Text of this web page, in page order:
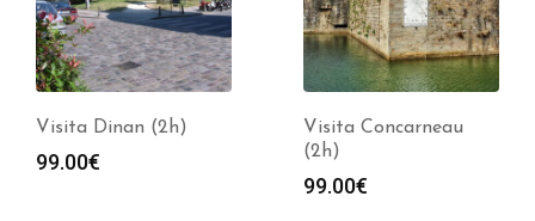
Visita Dinan (2h)
99.00€
Visita Concarneau
(2h)
99.00€